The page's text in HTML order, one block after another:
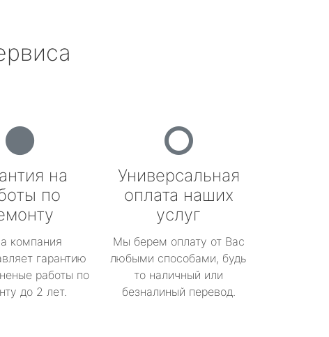
на
по
компания
гарантию
работы по
до 2 лет.
Универсальная
оплата наших
услуг
Мы берем оплату от Вас
любыми способами, будь
то наличный или
безналиный перевод.